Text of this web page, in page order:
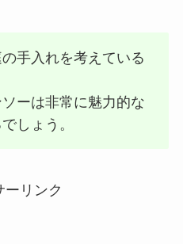
手入れを考えている
ーは非常に魅力的な
しょう。
ーリンク